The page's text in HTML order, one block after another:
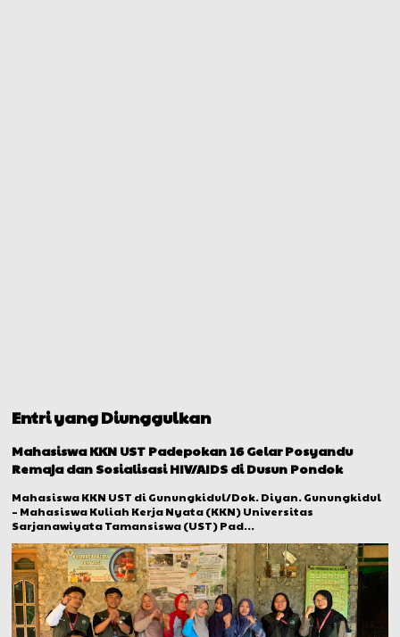
Entri yang Diunggulkan
Mahasiswa KKN UST Padepokan 16 Gelar Posyandu
Remaja dan Sosialisasi HIV/AIDS di Dusun Pondok
Mahasiswa KKN UST di Gunungkidul/Dok. Diyan. Gunungkidul
– Mahasiswa Kuliah Kerja Nyata (KKN) Universitas
Sarjanawiyata Tamansiswa (UST) Pad...